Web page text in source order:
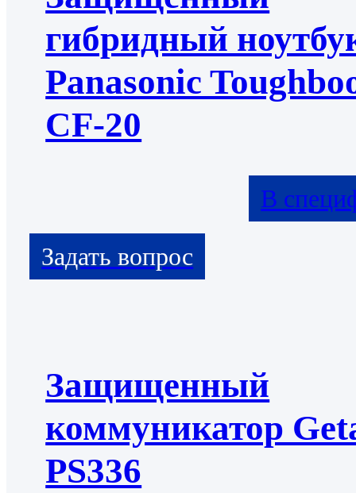
гибридный
Panasonic
CF-20
В
Защищенный
коммуникатор
PS336